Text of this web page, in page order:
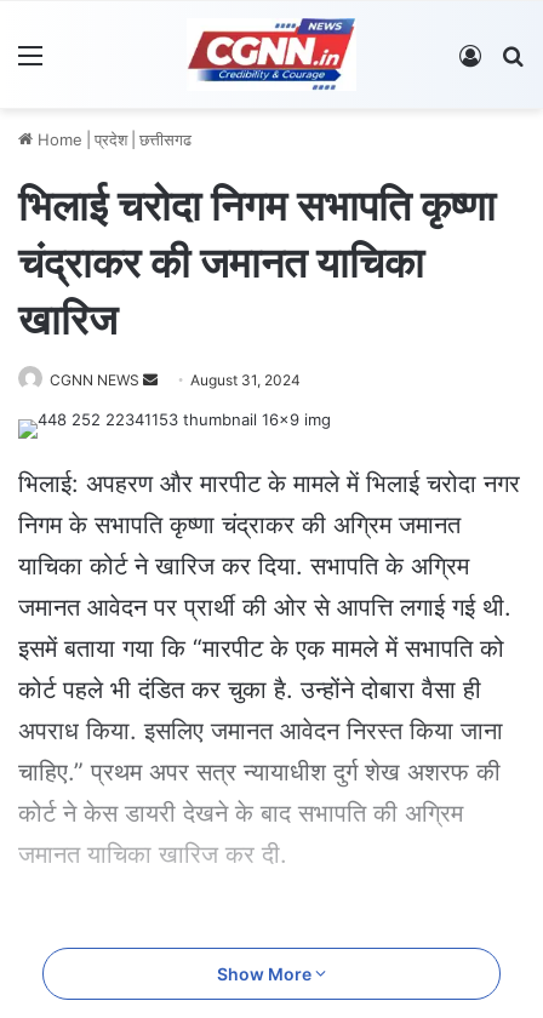
Log In
Home प्रदेश छत्तीसगढ
भिलाई चरोदा निगम सभापति कृष्णा
चंद्राकर की जमानत याचिका
खारिज
CGNN NEWS
e
a
n
e
a
i
August 31, 2024
भिलाई: अपहरण और मारपीट के मामले में भिलाई चरोदा नगर
निगम के सभापति कृष्णा चंद्राकर की अग्रिम जमानत
याचिका कोर्ट ने खारिज कर दिया. सभापति के अग्रिम
जमानत आवेदन पर प्रार्थी की ओर से आपत्ति लगाई गई थी.
इसमें बताया गया कि “मारपीट के एक मामले में सभापति को
कोर्ट पहले भी दंडित कर चुका है. उन्होंने दोबारा वैसा ही
अपराध किया. इसलिए जमानत आवेदन निरस्त किया जाना
चाहिए.” प्रथम अपर सत्र न्यायाधीश दुर्ग शेख अशरफ की
कोर्ट ने केस डायरी देखने के बाद सभापति की अग्रिम
जमानत याचिका खारिज कर दी.
Show More